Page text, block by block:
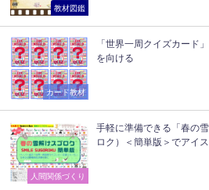
教材図鑑
カード教材
「世界一周クイズカード
を向ける
人間関係づくり
手軽に準備できる「春の
ロク）＜簡単版＞でアイ